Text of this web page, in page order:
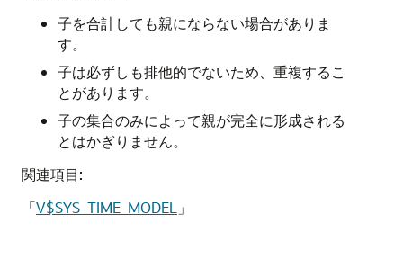
子を合計しても親にならない場合がありま
す。
子は必ずしも排他的でないため、重複するこ
とがあります。
子の集合のみによって親が完全に形成される
とはかぎりません。
関連項目:
「V$SYS_TIME_MODEL 」